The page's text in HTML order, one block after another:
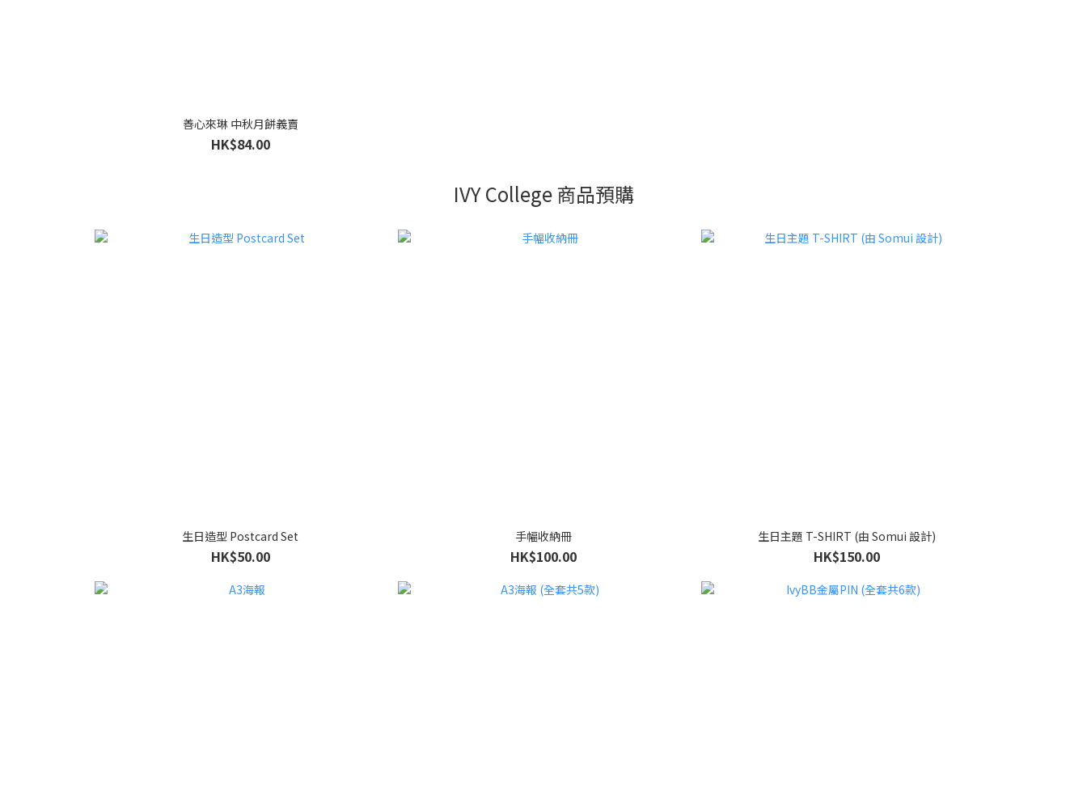
善心來琳 中秋月餅義賣
HK$84.00
IVY College 商品預購
生日造型 Postcard Set
HK$50.00
手幅收納冊
HK$100.00
生日主題 T-SHIRT (由 Somui 設計)
HK$150.00